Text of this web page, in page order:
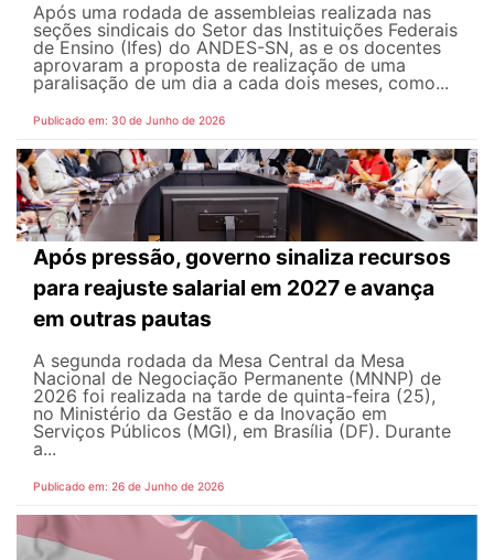
Após uma rodada de assembleias realizada nas
seções sindicais do Setor das Instituições Federais
de Ensino (Ifes) do ANDES-SN, as e os docentes
aprovaram a proposta de realização de uma
paralisação de um dia a cada dois meses, como...
Publicado em: 30 de Junho de 2026
Após pressão, governo sinaliza recursos
para reajuste salarial em 2027 e avança
em outras pautas
A segunda rodada da Mesa Central da Mesa
Nacional de Negociação Permanente (MNNP) de
2026 foi realizada na tarde de quinta-feira (25),
no Ministério da Gestão e da Inovação em
Serviços Públicos (MGI), em Brasília (DF). Durante
a...
Publicado em: 26 de Junho de 2026